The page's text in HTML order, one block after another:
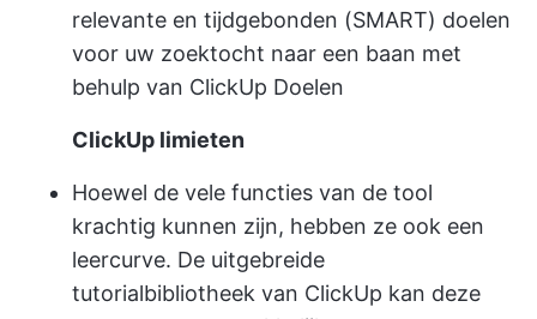
relevante en tijdgebonden (SMART) doelen
voor uw zoektocht naar een baan met
behulp van ClickUp Doelen
ClickUp limieten
Hoewel de vele functies van de tool
krachtig kunnen zijn, hebben ze ook een
leercurve. De uitgebreide
tutorialbibliotheek van ClickUp kan deze